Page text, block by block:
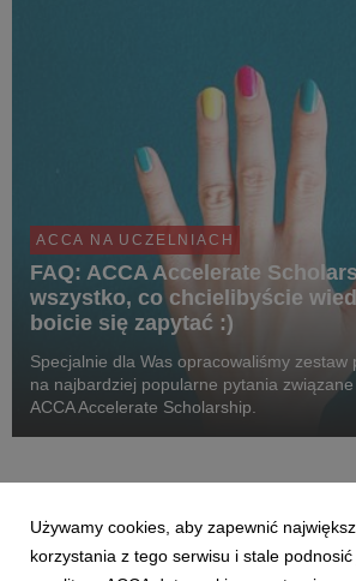
ACCA NA UCZELNIACH
FAQ: ACCA Accelerate
wszystko, co chcielibyście
boicie się zapytać :)
Specjalnie dla Was opracowaliśmy zestaw
na najbardziej popularne pytania
ACCA Accelerate Scholarship.
1 2 3
Używamy cookies, aby zapewnić
korzystania z tego serwisu i stale